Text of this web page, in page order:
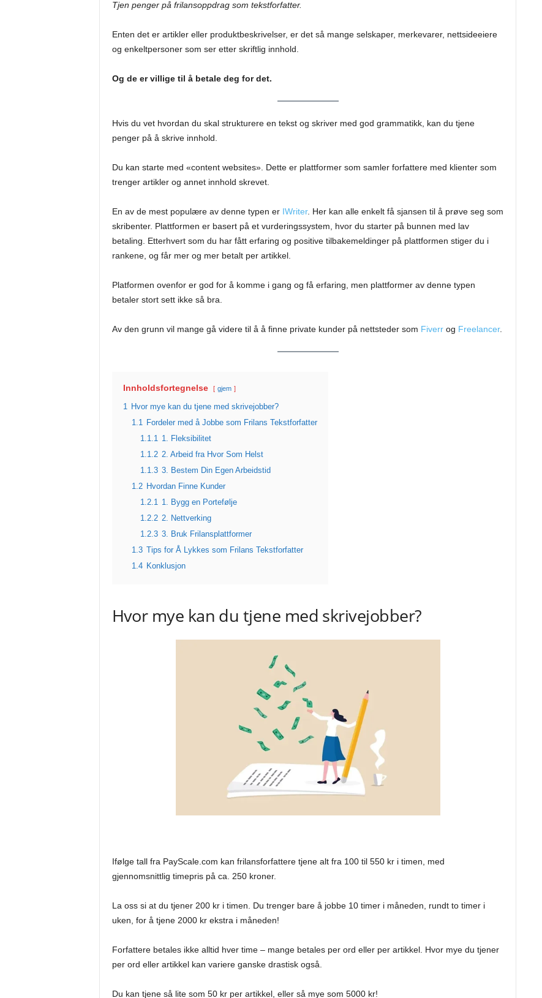
Tjen penger på frilansoppdrag som tekstforfatter.
Enten det er artikler eller produktbeskrivelser, er det så mange selskaper, merkevarer, nettsideeiere
og enkeltpersoner som ser etter skriftlig innhold.
Og de er villige til å betale deg for det.
Hvis du vet hvordan du skal strukturere en tekst og skriver med god grammatikk, kan du tjene
penger på å skrive innhold.
Du kan starte med «content websites». Dette er plattformer som samler forfattere med klienter som
trenger artikler og annet innhold skrevet.
En av de mest populære av denne typen er IWriter. Her kan alle enkelt få sjansen til å prøve seg som
skribenter. Plattformen er basert på et vurderingssystem, hvor du starter på bunnen med lav
betaling. Etterhvert som du har fått erfaring og positive tilbakemeldinger på plattformen stiger du i
rankene, og får mer og mer betalt per artikkel.
Platformen ovenfor er god for å komme i gang og få erfaring, men plattformer av denne typen
betaler stort sett ikke så bra.
Av den grunn vil mange gå videre til å å finne private kunder på nettsteder som Fiverr og Freelancer.
Innholdsfortegnelse gjem
1
Hvor mye kan du tjene med skrivejobber?
1.1
Fordeler med å Jobbe som Frilans Tekstforfatter
1.1.1 1. Fleksibilitet
1.1.2 2. Arbeid fra Hvor Som Helst
1.1.3 3. Bestem Din Egen Arbeidstid
1.2
Hvordan Finne Kunder
1.2.1 1. Bygg en Portefølje
1.2.2 2. Nettverking
1.2.3 3. Bruk Frilansplattformer
1.3
Tips for Å Lykkes som Frilans Tekstforfatter
1.4
Konklusjon
Hvor mye kan du tjene med skrivejobber?
Ifølge tall fra PayScale.com kan frilansforfattere tjene alt fra 100 til 550 kr i timen, med
gjennomsnittlig timepris på ca. 250 kroner.
La oss si at du tjener 200 kr i timen. Du trenger bare å jobbe 10 timer i måneden, rundt to timer i
uken, for å tjene 2000 kr ekstra i måneden!
Forfattere betales ikke alltid hver time – mange betales per ord eller per artikkel. Hvor mye du tjener
per ord eller artikkel kan variere ganske drastisk også.
Du kan tjene så lite som 50 kr per artikkel, eller så mye som 5000 kr!